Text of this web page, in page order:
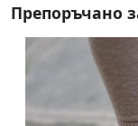
Препоръчано